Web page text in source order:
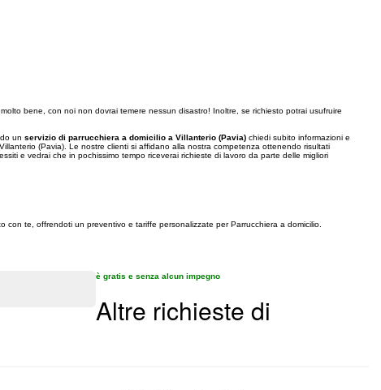
bene, con noi non dovrai temere nessun disastro! Inoltre, se richiesto potrai usufruire
un servizio di parrucchiera a domicilio a Villanterio (Pavia) chiedi subito informazioni e
(Pavia). Le nostre clienti si affidano alla nostra competenza ottenendo risultati
e vedrai che in pochissimo tempo riceverai richieste di lavoro da parte delle migliori
te, offrendoti un preventivo e tariffe personalizzate per Parrucchiera a domicilio.
è gratis e senza alcun impegno
Altre richieste di